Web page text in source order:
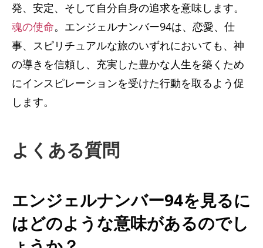
発、安定、そして自分自身の追求を意味します。
魂の使命。エンジェルナンバー94は、恋愛、仕
事、スピリチュアルな旅のいずれにおいても、神
の導きを信頼し、充実した豊かな人生を築くため
にインスピレーションを受けた行動を取るよう促
します。
よくある質問
エンジェルナンバー94を見るに
はどのような意味があるのでし